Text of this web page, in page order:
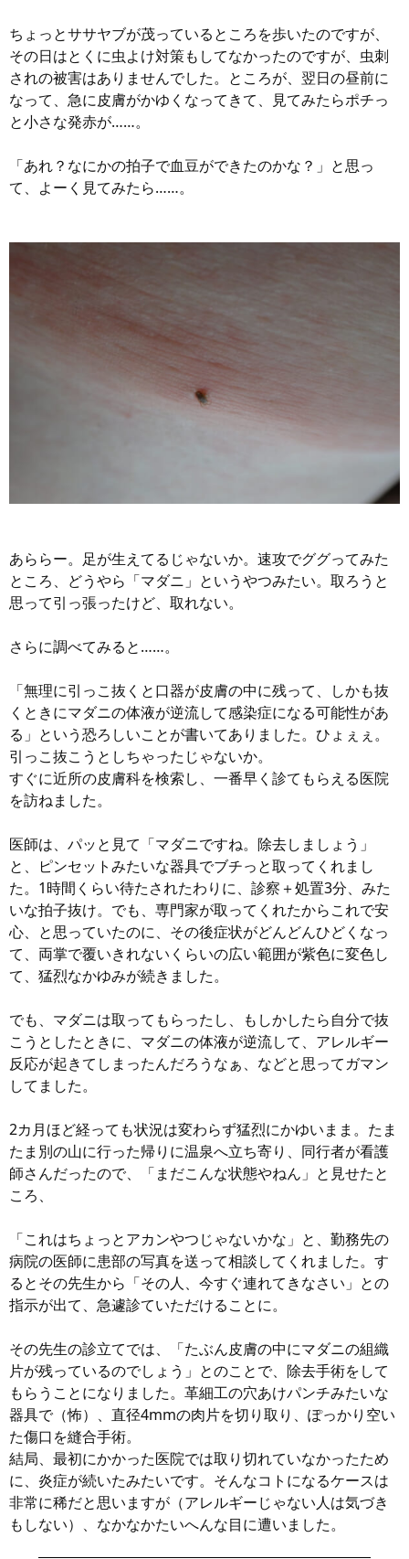
ちょっとササヤブが茂っているところを歩いたのですが、
その日はとくに虫よけ対策もしてなかったのですが、虫刺
されの被害はありませんでした。ところが、翌日の昼前に
なって、急に皮膚がかゆくなってきて、見てみたらポチっ
と小さな発赤が……。
「あれ？なにかの拍子で血豆ができたのかな？」と思っ
て、よーく見てみたら……。
あららー。足が生えてるじゃないか。速攻でググってみた
ところ、どうやら「マダニ」というやつみたい。取ろうと
思って引っ張ったけど、取れない。
さらに調べてみると……。
「無理に引っこ抜くと口器が皮膚の中に残って、しかも抜
くときにマダニの体液が逆流して感染症になる可能性があ
る」という恐ろしいことが書いてありました。ひょぇぇ。
引っこ抜こうとしちゃったじゃないか。
すぐに近所の皮膚科を検索し、一番早く診てもらえる医院
を訪ねました。
医師は、パッと見て「マダニですね。除去しましょう」
と、ピンセットみたいな器具でブチっと取ってくれまし
た。1時間くらい待たされたわりに、診察＋処置3分、みた
いな拍子抜け。でも、専門家が取ってくれたからこれで安
心、と思っていたのに、その後症状がどんどんひどくなっ
て、両掌で覆いきれないくらいの広い範囲が紫色に変色し
て、猛烈なかゆみが続きました。
でも、マダニは取ってもらったし、もしかしたら自分で抜
こうとしたときに、マダニの体液が逆流して、アレルギー
反応が起きてしまったんだろうなぁ、などと思ってガマン
してました。
2カ月ほど経っても状況は変わらず猛烈にかゆいまま。たま
たま別の山に行った帰りに温泉へ立ち寄り、同行者が看護
師さんだったので、「まだこんな状態やねん」と見せたと
ころ、
「これはちょっとアカンやつじゃないかな」と、勤務先の
病院の医師に患部の写真を送って相談してくれました。す
るとその先生から「その人、今すぐ連れてきなさい」との
指示が出て、急遽診ていただけることに。
その先生の診立てでは、「たぶん皮膚の中にマダニの組織
片が残っているのでしょう」とのことで、除去手術をして
もらうことになりました。革細工の穴あけパンチみたいな
器具で（怖）、直径4mmの肉片を切り取り、ぽっかり空い
た傷口を縫合手術。
結局、最初にかかった医院では取り切れていなかったため
に、炎症が続いたみたいです。そんなコトになるケースは
非常に稀だと思いますが（アレルギーじゃない人は気づき
もしない）、なかなかたいへんな目に遭いました。